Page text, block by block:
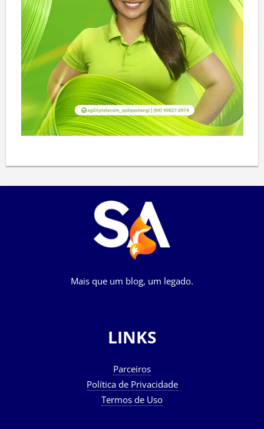
Mais que um blog, um legado.
LINKS
Parceiros
Política de Privacidade
Termos de Uso